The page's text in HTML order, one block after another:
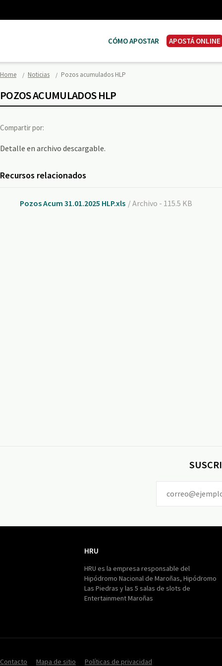
CÓMO APOSTAR APOSTÁ ONLINE
Home Noticias Pozos acumulados HLP
POZOS ACUMULADOS HLP
Compartir por:
Detalle en archivo descargable.
Recursos relacionados
Pozos Acum 31.01.2025 HLP.xls / Archivo - 115.5 KB
HRU
HRU es la empresa responsable del
Hipódromo Nacional de Maroñas, Hipódromo
Las Piedras y las 5 salas de slots de
Entertainment Maroñas
Contacto Mapa de sitio Políticas de privacidad